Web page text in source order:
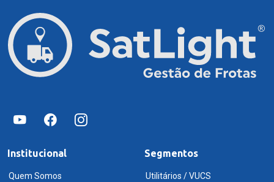
Institucional
Quem Somos
Segmentos
Utilitários / VUCS